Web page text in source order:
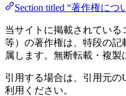
Section titled “著作権につ
当サイトに掲載されている
等）の著作権は、特段の記
属します。無断転載・複製
引用する場合は、引用元
利用ください。